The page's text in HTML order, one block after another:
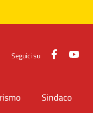
Seguici su Facebook
Sindaco